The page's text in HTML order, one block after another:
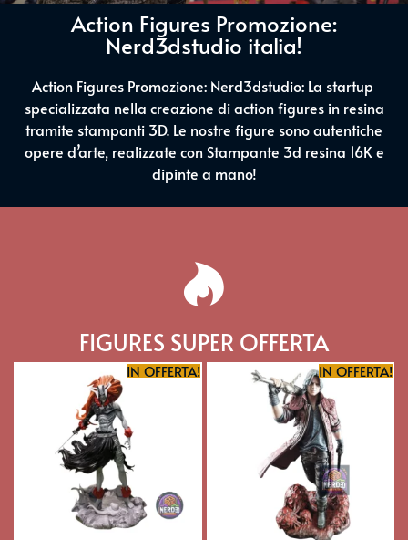
Action Figures Promozione:
Nerd3dstudio italia!
Action Figures Promozione: Nerd3dstudio: La startup
specializzata nella creazione di action figures in resina
tramite stampanti 3D. Le nostre figure sono autentiche
opere d’arte, realizzate con Stampante 3d resina 16K e
dipinte a mano!
FIGURES SUPER OFFERTA
IN OFFERTA! IN OFFERTA!